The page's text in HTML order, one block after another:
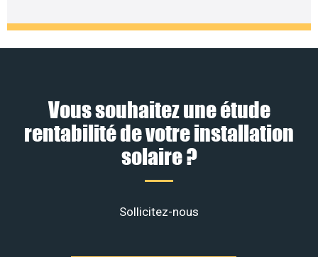
Vous souhaitez une étude
rentabilité de votre installation
solaire ?
Sollicitez-nous